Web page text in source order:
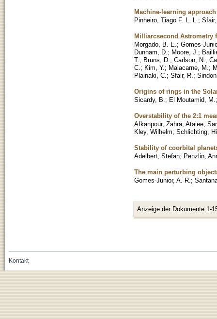
Machine-learning
Pinheiro, Tiago F. L. L. ;
Milliarcsecond Astrometry
Morgado, B. E. ; Gomes-
Dunham, D. ; Moore, J. ;
T. ; Bruns, D. ; Carlson, N. ;
C. ; Kim, Y. ; Malacarne, M. ;
Plainaki, C. ; Sfair, R. ;
Origins of rings in the
Sicardy, B. ; El Moutamid, M.
Overstability of the 2:1
Afkanpour, Zahra; Ataiee,
Kley, Wilhelm; Schlichting,
Stability of coorbital
Adelbert, Stefan; Penzlin,
The main perturbing
Gomes-Junior, A. R. ;
Anzeige der Dokumente 1-
Kontakt